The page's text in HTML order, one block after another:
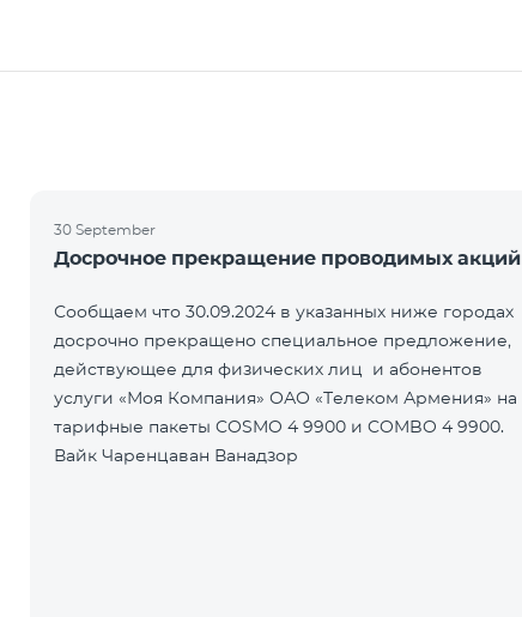
30 September
Досрочное прекращение проводимых акций
Сообщаем что 30.09.2024 в указанных ниже городах
досрочно прекращено специальное предложение,
действующее для физических лиц и абонентов
услуги «Моя Компания» ОАО «Телеком Армения» на
тарифные пакеты COSMO 4 9900 и COMBO 4 9900.
Вайк Чаренцаван Ванадзор